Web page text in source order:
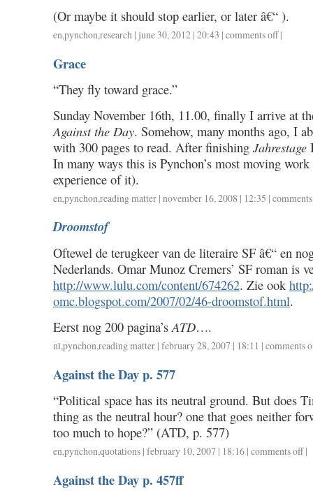
(Or maybe it should stop earlier, or later â€“ ).
en,pynchon,research | june 30, 2012 | 20:43 | comments offon
|
Grace
“They fly toward grace.”
Sunday November 16th, 11.00, finally I arrive at
Against the Day. Somehow, many months ago, I
with 300 pages to read. After finishing Jahrestage
In many ways this is Pynchon’s most moving
experience of it).
en,pynchon,reading matter | november 16, 2008 | 12:35 |
Droomstof
Oftewel de terugkeer van de literaire SF â€“ en
Nederlands. Omar Munoz Cremers’ SF roman is
http://www.lulu.com/content/674262. Zie ook
omc.blogspot.com/2007/02/46-droomstof.html.
Eerst nog 200 pagina’sATD….
nl,pynchon,reading matter | february 28, 2007 | 18:11 | comments
Against the Day p. 577
“Political space has its neutral ground. But does
thing as the neutral hour? one that goes neither
too much to hope?” (ATD, p. 577)
en,pynchon,quotations | february 10, 2007 | 18:16 | comments offon
|
Against the Day p. 457ff